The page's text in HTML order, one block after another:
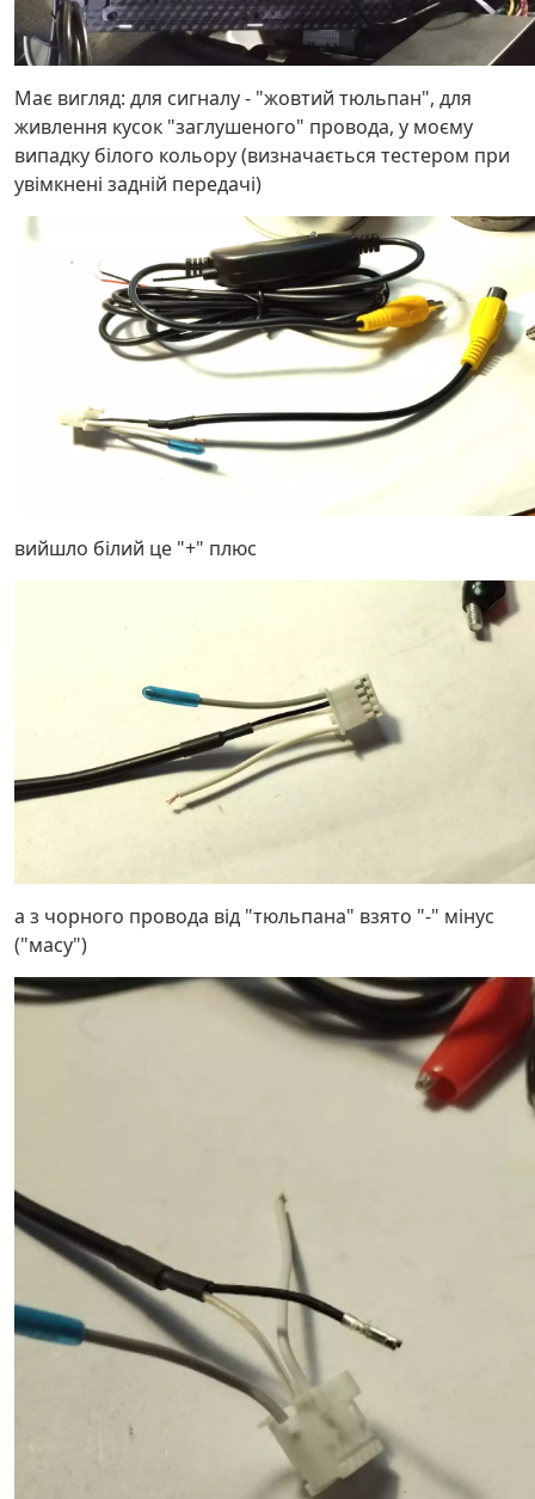
Має вигляд: для сигналу - "жовтий тюльпан", для
живлення кусок "заглушеного" провода, у моєму
випадку білого кольору (визначається тестером при
увімкнені задній передачі)
вийшло білий це "+" плюс
а з чорного провода від "тюльпана" взято "-" мінус
("масу")